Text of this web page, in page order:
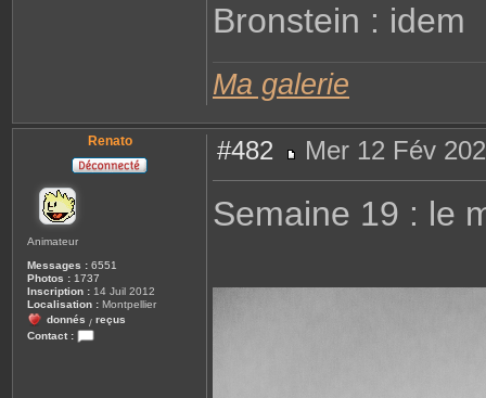
Bronstein : idem
Ma galerie
Renato
Animateur
Messages : 6551
Photos : 1737
Inscription : 14 Juil 2012
Localisation : Montpellier
donnés / reçus
Contact :
#482
e
a
Mer 12 Fév
Semaine 19 : le